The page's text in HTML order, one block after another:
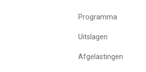
Programma
Uitslagen
Afgelastingen